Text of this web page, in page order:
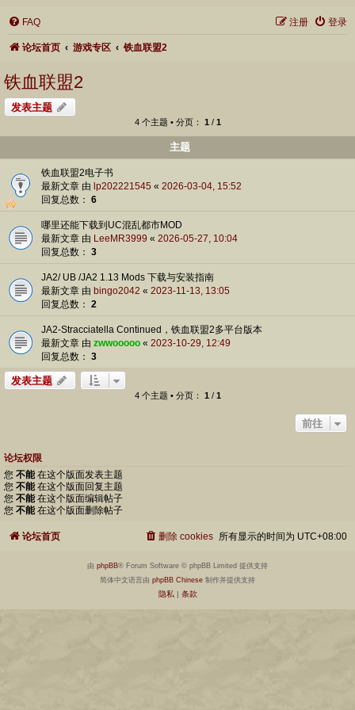
FAQ 登录
注册
论坛首页 游戏专区 铁血联盟2
铁血联盟2
发表主题
4 个主题 • 分页： 1 / 1
主题
铁血联盟2电子书
最新文章 由 lp202221545 « 2026-03-04, 15:52
回复总数： 6
哪里还能下载到UC混乱都市MOD
最新文章 由 LeeMR3999 « 2026-05-27, 10:04
回复总数： 3
JA2/ UB /JA2 1.13 Mods 下载与安装指南
最新文章 由 bingo2042 « 2023-11-13, 13:05
回复总数： 2
JA2-Stracciatella Continued，铁血联盟2多平台版本
最新文章 由 zwwooooo « 2023-10-29, 12:49
回复总数： 3
发表主题
4 个主题 • 分页： 1 / 1
前往
论坛权限
您 不能在这个版面发表主题
您 不能在这个版面回复主题
您 不能在这个版面编辑帖子
您 不能在这个版面删除帖子
论坛首页 所有显示的时间为 UTC+08:00
删除 cookies
由 phpBB® Forum Software © phpBB Limited 提供支持
简体中文语言由 phpBB Chinese 制作并提供支持
隐私| 条款